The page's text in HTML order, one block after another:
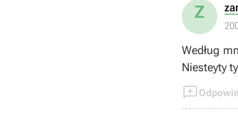
Z
Według
Niesteyty
